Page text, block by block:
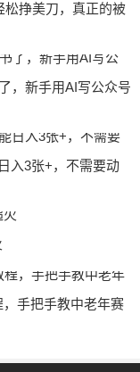
松挣美刀，真正的被
，新手用AI写公众号
入3张+，不需要动
手把手教中老年赛